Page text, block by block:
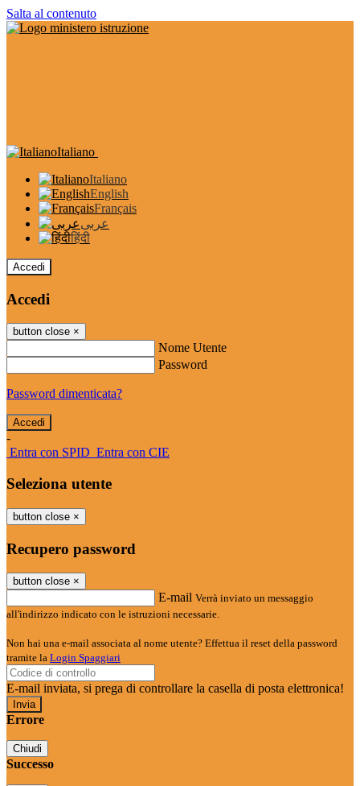
Salta al contenuto
Italiano
Italiano
English
Français
عربى
हिंदी
Accedi
Accedi
button close ×
Nome Utente
Password
Password dimenticata?
-
Entra con SPID Entra con CIE
Seleziona utente
button close ×
Recupero password
button close ×
E-mail Verrà inviato un messaggio
all'indirizzo indicato con le istruzioni necessarie.
Non hai una e-mail associata al nome utente? Effettua il reset della password
tramite la Login Spaggiari
E-mail inviata, si prega di controllare la casella di posta elettronica!
Errore
Chiudi
Successo